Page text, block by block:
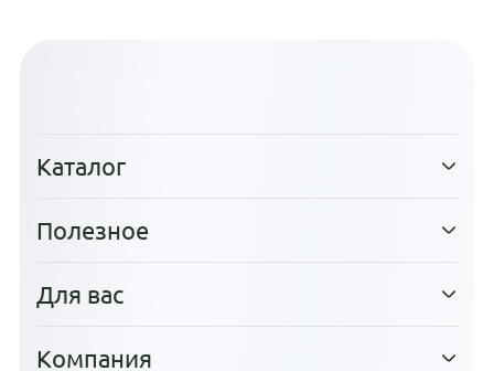
Каталог
Полезное
Для вас
Компания